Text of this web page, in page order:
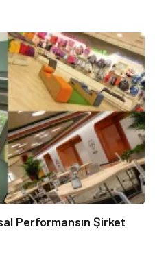
Performansın Şirket